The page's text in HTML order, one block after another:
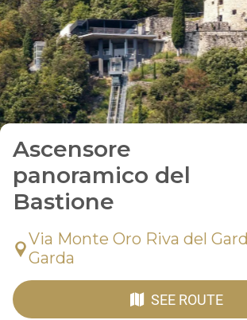
Ascensore
panoramico del
Bastione
Via Monte Oro Riva del
Garda
SEE ROUTE